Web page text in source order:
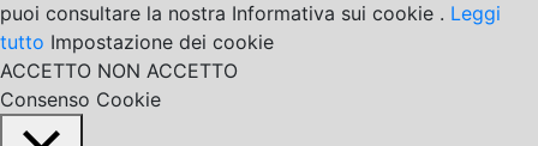
puoi consultare la nostra Informativa sui cookie . Leggi
tutto Impostazione dei cookie
ACCETTO NON ACCETTO
Consenso Cookie